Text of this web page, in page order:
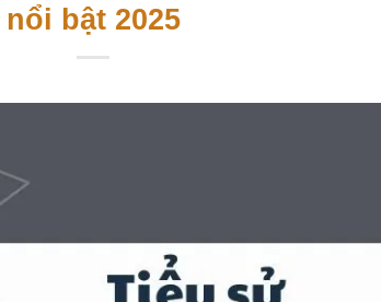
nổi bật 2025